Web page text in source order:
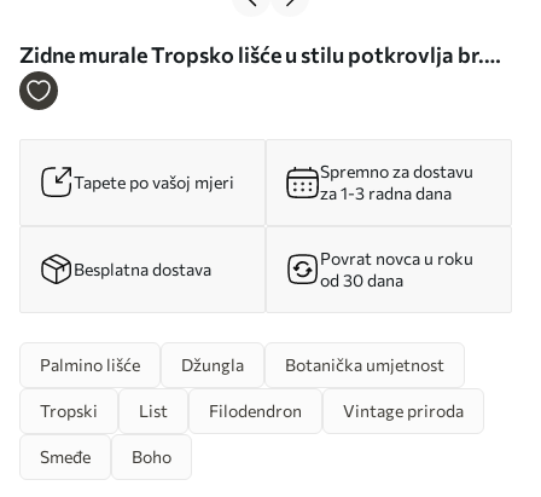
Zidne murale Tropsko lišće u stilu potkrovlja br.
u95674
Tapete po vašoj mjeri
Spremno za dostavu
za 1-3 radna dana
Besplatna dostava
Povrat novca u roku
od 30 dana
Palmino lišće Džungla Botanička umjetnost
Tropski List Filodendron Vintage priroda
Smeđe Boho